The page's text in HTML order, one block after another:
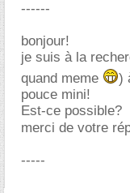
------
bonjour!
je suis à la
quand meme
)
pouce mini!
Est-ce possible?
merci de votre
-----